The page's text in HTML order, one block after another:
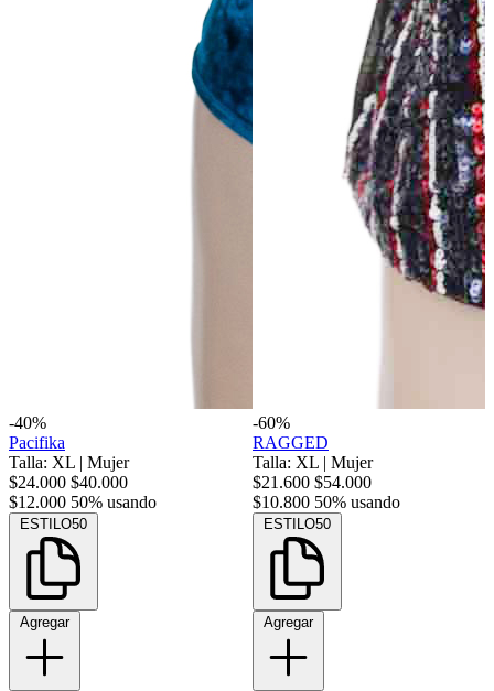
-40%
Pacifika
Talla: XL | Mujer
$24.000 $40.000
$12.000 50% usando
ESTILO50
Agregar
-60%
RAGGED
Talla: XL | Mujer
$21.600 $54.000
$10.800 50% usando
ESTILO50
Agregar